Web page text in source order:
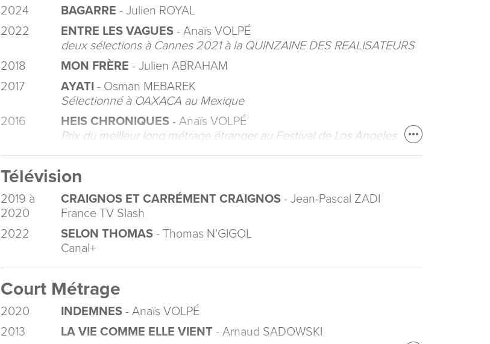
2024 BAGARRE - Julien ROYAL
2022
ENTRE LES VAGUES - Anaïs VOLPÉ
deux sélections à Cannes 2021 à la QUINZAINE DES REALISATEURS
2018
MON FRÈRE - Julien ABRAHAM
2017
AYATI - Osman MEBAREK
Sélectionné à OAXACA au Mexique
2016
HEIS CHRONIQUES - Anaïs VOLPÉ
Prix du meilleur long métrage étranger au Festival de Los Angeles
Télévision
2019 à
2020
CRAIGNOS ET CARRÉMENT CRAIGNOS - Jean-Pascal ZADI
France TV Slash
2022
SELON THOMAS - Thomas N'GIGOL
Canal+
Court Métrage
2020 INDEMNES - Anaïs VOLPÉ
2013
LA VIE COMME ELLE VIENT - Arnaud SADOWSKI